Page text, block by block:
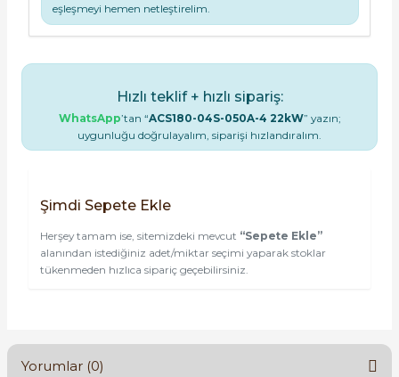
eşleşmeyi hemen netleştirelim.
Hızlı teklif + hızlı sipariş:
WhatsApp’tan “ACS180-04S-050A-4 22kW” yazın;
uygunluğu doğrulayalım, siparişi hızlandıralım.
Şimdi Sepete Ekle
Herşey tamam ise, sitemizdeki mevcut “Sepete Ekle”
alanından istediğiniz adet/miktar seçimi yaparak stoklar
tükenmeden hızlıca sipariç geçebilirsiniz.
Yorumlar (0)